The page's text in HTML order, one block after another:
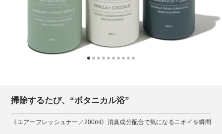
掃除するたび、“ボタニカル浴”
《エアーフレッシュナー／200ml》消臭成分配合で気になるニオイを瞬間